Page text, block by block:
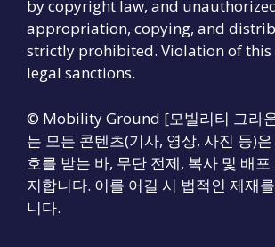
by copyright law, and
appropriation, copying, and
strictly prohibited. Violation of
legal sanctions.
© Mobility Ground [모빌리티 그라
는 모든 콘텐츠(기사, 영상, 사진 등)
호를 받는 바, 무단 전제, 복사 및 배
지합니다. 이를 어길 시 법적인 제재
니다.